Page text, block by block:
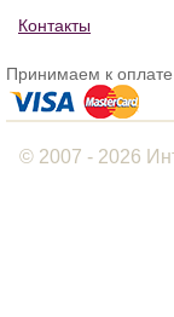
Контакты
Принимаем к оплате
© 2007 - 2026